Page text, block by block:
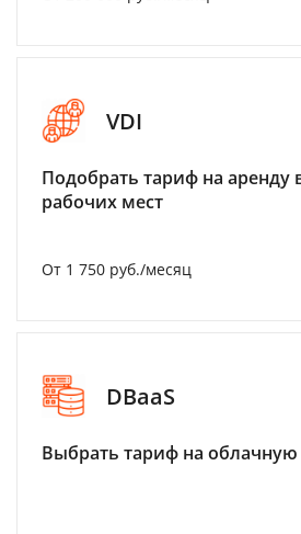
VDI
Подобрать тариф на аренду
рабочих мест
От 1 750 руб./месяц
DBaaS
Выбрать тариф на